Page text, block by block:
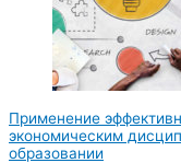
Применение
экономическим
образовании